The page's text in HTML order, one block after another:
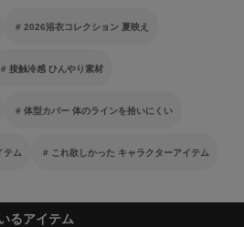
2026浴衣コレクション 夏映え
接触冷感 ひんやり素材
体型カバー 体のラインを拾いにくい
テム これ欲しかった キャラクターアイテム
るアイテム